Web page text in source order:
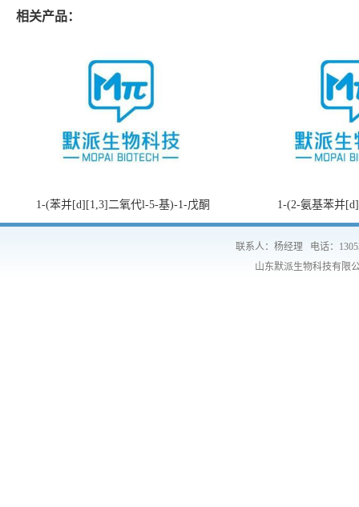
相关产品：
1-(苯并[d][1,3]二氧代l-5-基)-1-戊酮 1-(2-氨基苯并
联系人：杨经理 电话：
山东默派生物科技有限